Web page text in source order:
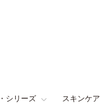
シリーズ スキンケア